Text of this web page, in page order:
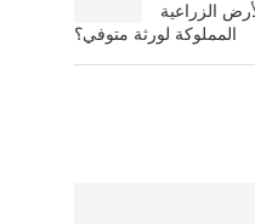
الزراعية
المملوكة لورثة متوفي؟